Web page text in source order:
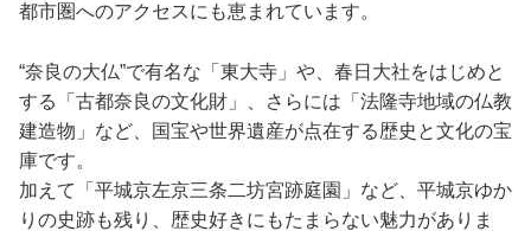
都市圏へのアクセスにも恵まれています。
“奈良の大仏”で有名な「東大寺」や、春日大社をはじめと
する「古都奈良の文化財」、さらには「法隆寺地域の仏教
建造物」など、国宝や世界遺産が点在する歴史と文化の宝
庫です。
加えて「平城京左京三条二坊宮跡庭園」など、平城京ゆか
りの史跡も残り、歴史好きにもたまらない魅力がありま